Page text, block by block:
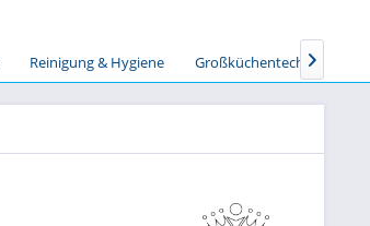
Reinigung & Hygiene Großküchentechnik
